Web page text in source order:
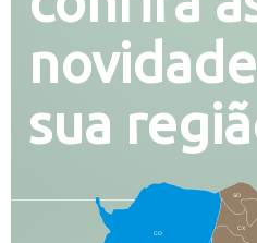
sua
CO
CX
SO